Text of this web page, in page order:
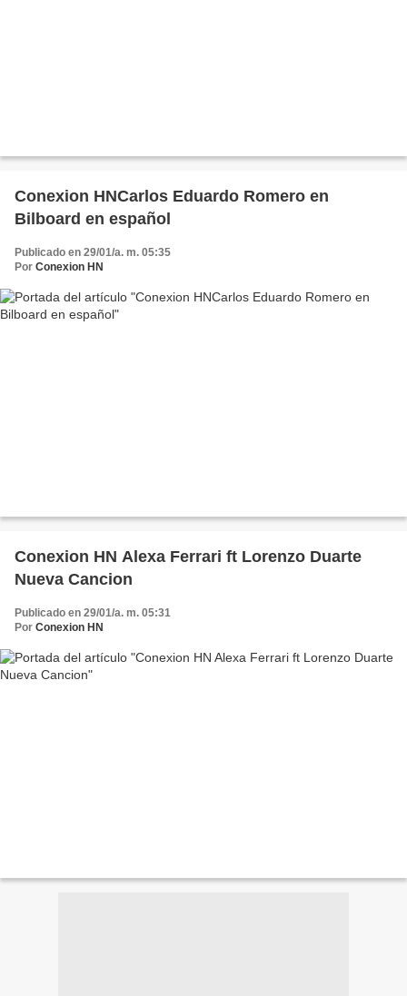
Conexion HNCarlos Eduardo Romero en
Bilboard en español
Publicado en 29/01/a. m. 05:35
Por Conexion HN
Conexion HN Alexa Ferrari ft Lorenzo Duarte
Nueva Cancion
Publicado en 29/01/a. m. 05:31
Por Conexion HN